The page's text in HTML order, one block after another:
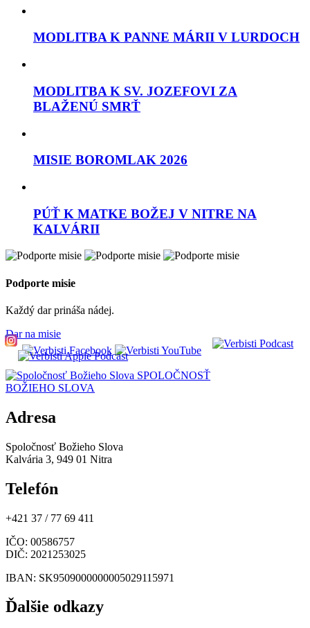
MODLITBA K PANNE MÁRII V LURDOCH
MODLITBA K SV. JOZEFOVI ZA
BLAŽENÚ SMRŤ
MISIE BOROMLAK 2026
PÚŤ K MATKE BOŽEJ V NITRE NA
KALVÁRII
Podporte misie
Každý dar prináša nádej.
Dar na misie
SPOLOČNOSŤ
BOŽIEHO SLOVA
Adresa
Spoločnosť Božieho Slova
Kalvária 3, 949 01 Nitra
Telefón
+421 37 / 77 69 411
IČO: 00586757
DIČ: 2021253025
IBAN: SK9509000000005029115971
Ďalšie odkazy